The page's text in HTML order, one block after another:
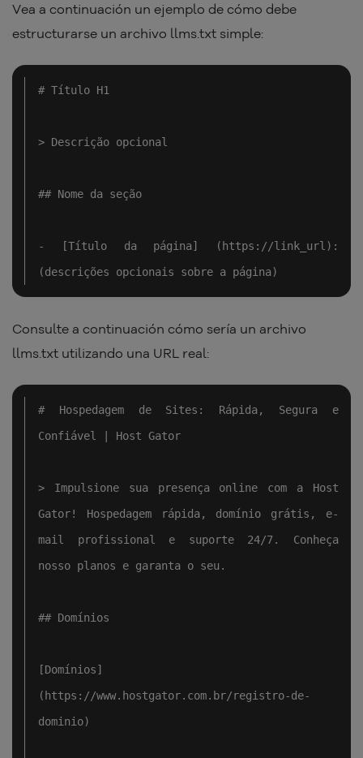
Vea a continuación un ejemplo de cómo debe
estructurarse un archivo llms.txt simple:
# Título H1
> Descrição opcional
## Nome da seção
- [Título da página] (https://link_url):
(descrições opcionais sobre a página)
Consulte a continuación cómo sería un archivo
llms.txt utilizando una URL real:
# Hospedagem de Sites: Rápida, Segura e
Confiável | Host Gator
> Impulsione sua presença online com a Host
Gator! Hospedagem rápida, domínio grátis, e-
mail profissional e suporte 24/7. Conheça
nosso planos e garanta o seu.
## Domínios
[Domínios]
(https://www.hostgator.com.br/registro-de-
dominio)